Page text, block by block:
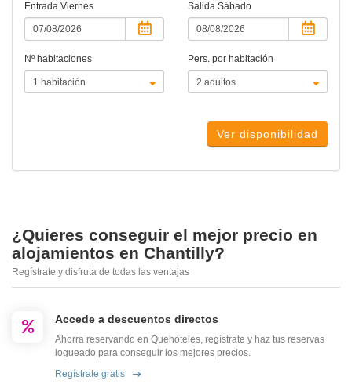
Entrada Viernes Salida Sábado
Nº habitaciones Pers. por habitación
Ver disponibilidad
¿Quieres conseguir el mejor precio en
alojamientos en Chantilly?
Regístrate y disfruta de todas las ventajas
Accede a descuentos directos
Ahorra reservando en Quehoteles, regístrate y haz tus reservas
logueado para conseguir los mejores precios.
Regístrate gratis